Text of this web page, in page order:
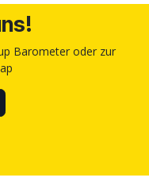
Barometer oder zur